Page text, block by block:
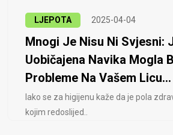
LJEPOTA 2025-04-04
Mnogi Je Nisu Ni Svjesni:
Uobičajena Navika Mogla
Probleme Na Vašem Licu...
Iako se za higijenu kaže da je pola
kojim redoslijed..